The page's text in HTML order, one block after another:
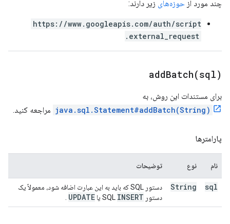
چند مورد از حوزه‌های زیر دارند:
https://www.googleapis.com/auth/script
.external_request
addBatch(sql)
برای مستندات این روش، به
java.sql.Statement#addBatch(String) مراجعه کنید.
پارامترها
نام نوع توضیحات
sql
String
دستور SQL که باید به این عبارت اضافه شود، معمولاً یک
دستور SQL INSERT یا UPDATE